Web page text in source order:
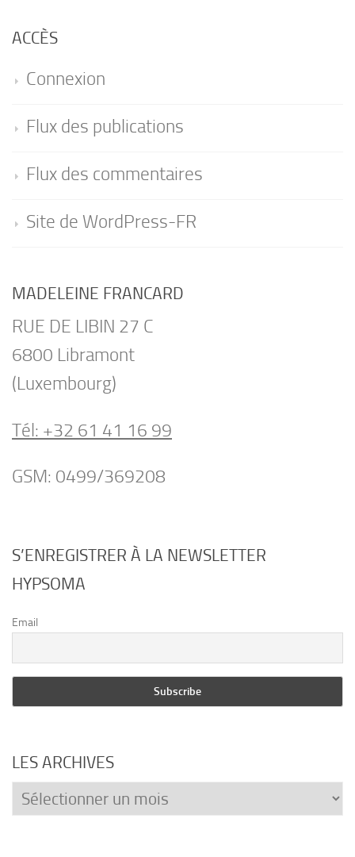
ACCÈS
Connexion
Flux des publications
Flux des commentaires
Site de WordPress-FR
MADELEINE FRANCARD
RUE DE LIBIN 27 C
6800 Libramont
(Luxembourg)
Tél: +32 61 41 16 99
GSM: 0499/369208
S’ENREGISTRER À LA NEWSLETTER
HYPSOMA
Email
LES ARCHIVES
Les